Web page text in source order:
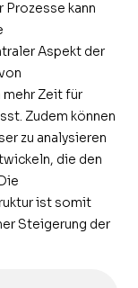
Prozesse kann
Aspekt der
Zeit für
Zudem können
zu analysieren
die den
ist somit
Steigerung der